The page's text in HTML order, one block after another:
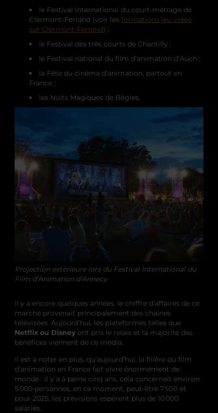
le Festival international du court-métrage de
Clermont-Ferrand (voir les formations jeu vidéo
sur Clermont-Ferrand) ;
le Festival des très courts de Chantilly ;
le Festival national du film d’animation d’Auch ;
la Fête du cinéma d’animation, partout en
France ;
les Nuits Magiques de Bègles.
Projection extérieure lors du Festival International du
Film d’Animation d’Annecy
Il y a encore quelques années, le chiffre d’affaires de ce
marché provenait principalement des chaînes
télévisées. Aujourd’hui, les plateformes telles que
Netflix ou Disney ont pris le relais et la majorité des
bénéfices viennent de ce média.
Il est à noter en plus, qu’aujourd’hui, la filière du film
d’animation en France fait vivre énormément de
monde : il y a à peine cinq ans, cela concernait environ
5 000 personnes, en ce moment, peut-être 7 500 et
pour 2025, les prévisions espèrent plus de 10 000
salariés.